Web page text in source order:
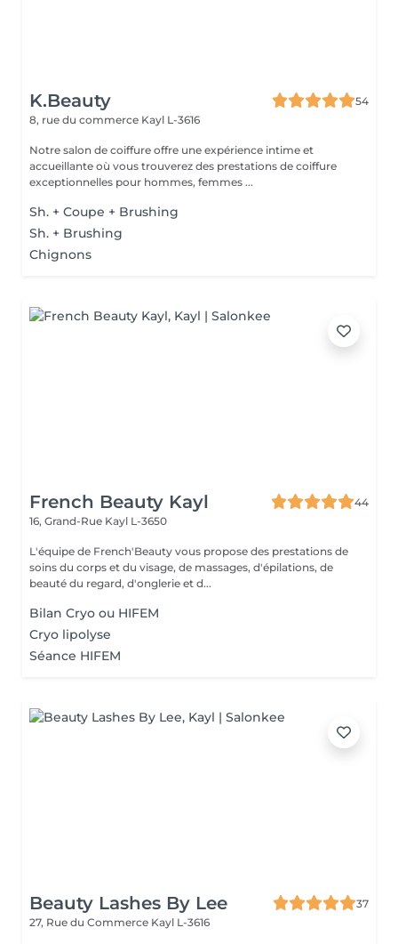
K.Beauty
54
8, rue du commerce Kayl L-3616
Notre salon de coiffure offre une expérience intime et
accueillante où vous trouverez des prestations de coiffure
exceptionnelles pour hommes, femmes ...
Sh. + Coupe + Brushing
Sh. + Brushing
Chignons
French Beauty Kayl
44
16, Grand-Rue Kayl L-3650
L'équipe de French'Beauty vous propose des prestations de
soins du corps et du visage, de massages, d'épilations, de
beauté du regard, d'onglerie et d...
Bilan Cryo ou HIFEM
Cryo lipolyse
Séance HIFEM
Beauty Lashes By Lee
37
27, Rue du Commerce Kayl L-3616